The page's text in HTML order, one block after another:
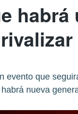
evento que
nueva